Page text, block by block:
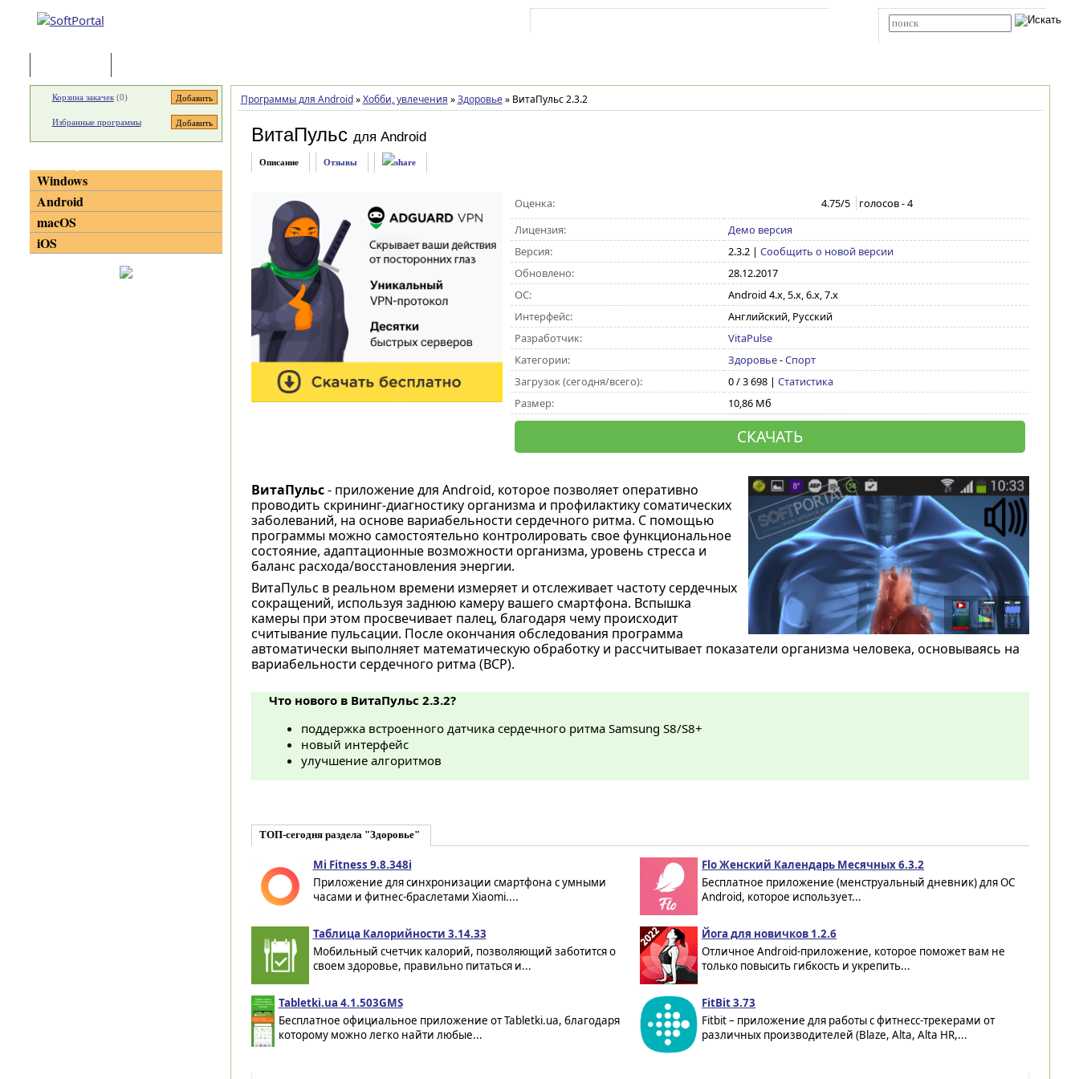
Программы для Android » Хобби, увлечения » Здоровье »ВитаПульс 2.3.2
ВитаПульс для Android
Описание Отзывы
Оценка: 4.75/5 голосов -4
Лицензия:
Демо версия
Версия:
2.3.2| Сообщить о новой версии
Обновлено:
28.12.2017
ОС:
Android 4.x, 5.x, 6.x, 7.x
Интерфейс:
Английский, Русский
Разработчик:
VitaPulse
Категории:
Здоровье-Спорт
Загрузок (сегодня/всего):
0 / 3 698 | Статистика
Размер:
10,86 Мб
СКАЧАТЬ
ВитаПульс- приложение для Android, которое позволяет оперативно
проводить скрининг-диагностику организма и профилактику соматических
заболеваний, на основе вариабельности сердечного ритма. С помощью
программы можно самостоятельно контролировать свое функциональное
состояние, адаптационные возможности организма, уровень стресса и
баланс расхода/восстановления энергии.
ВитаПульс в реальном времени измеряет и отслеживает частоту сердечных
сокращений, используя заднюю камеру вашего смартфона. Вспышка
камеры при этом просвечивает палец, благодаря чему происходит
считывание пульсации. После окончания обследования программа
автоматически выполняет математическую обработку и рассчитывает показатели организма человека, основываясь на
вариабельности сердечного ритма (ВСР).
Что нового в ВитаПульс 2.3.2?
поддержка встроенного датчика сердечного ритма Samsung S8/S8+
новый интерфейс
улучшение алгоритмов
ТОП-сегодня раздела "Здоровье"
Mi Fitness 9.8.348i
Приложение для синхронизации смартфона с умными
часами и фитнес-браслетами Xiaomi....
Flo Женский Календарь Месячных 6.3.2
Бесплатное приложение (менструальный дневник) для ОС
Android, которое использует...
Таблица Калорийности 3.14.33
Мобильный счетчик калорий, позволяющий заботится о
своем здоровье, правильно питаться и...
Йога для новичков 1.2.6
Отличное Android-приложение, которое поможет вам не
только повысить гибкость и укрепить...
Tabletki.ua 4.1.503GMS
Бесплатное официальное приложение от Tabletki.ua, благодаря
которому можно легко найти любые...
FitBit 3.73
Fitbit – приложение для работы с фитнесс-трекерами от
различных производителей (Blaze, Alta, Alta HR,...
Корзина закачек(0)
Избранные программы
Windows
Android
macOS
iOS